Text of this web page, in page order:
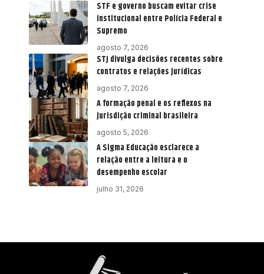
STF e governo buscam evitar crise
institucional entre Polícia Federal e
Supremo
agosto 7, 2026
STJ divulga decisões recentes sobre
contratos e relações jurídicas
agosto 7, 2026
A formação penal e os reflexos na
jurisdição criminal brasileira
agosto 5, 2026
A Sigma Educação esclarece a
relação entre a leitura e o
desempenho escolar
julho 31, 2026